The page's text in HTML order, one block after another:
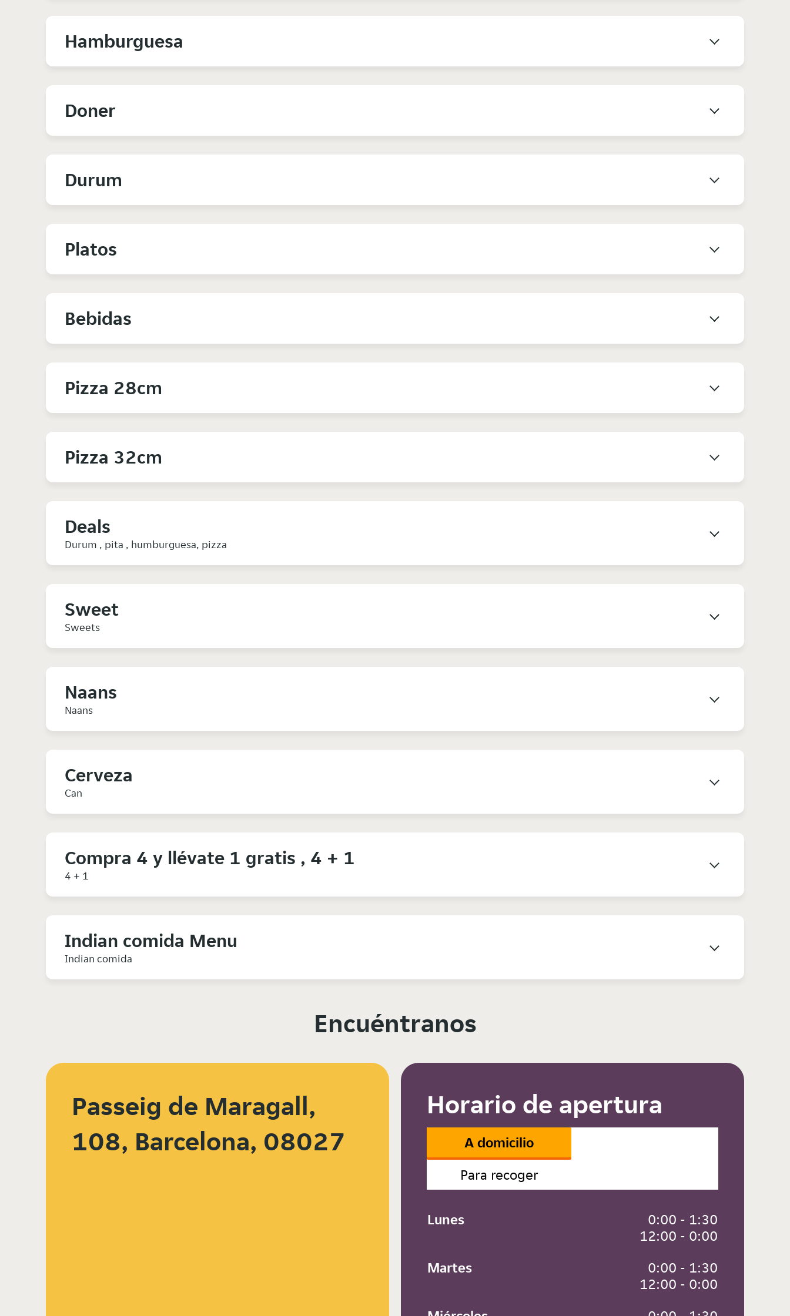
Hamburguesa
Doner
Durum
Platos
Bebidas
Pizza 28cm
Pizza 32cm
Deals
Durum , pita , humburguesa, pizza
Sweet
Sweets
Naans
Naans
Cerveza
Can
Compra 4 y llévate 1 gratis , 4 + 1
4 + 1
Indian comida Menu
Indian comida
Encuéntranos
Passeig de Maragall,
108, Barcelona, 08027
Horario de apertura
A domicilio
Para recoger
Lunes
0:00 - 1:30
12:00 - 0:00
Martes
0:00 - 1:30
12:00 - 0:00